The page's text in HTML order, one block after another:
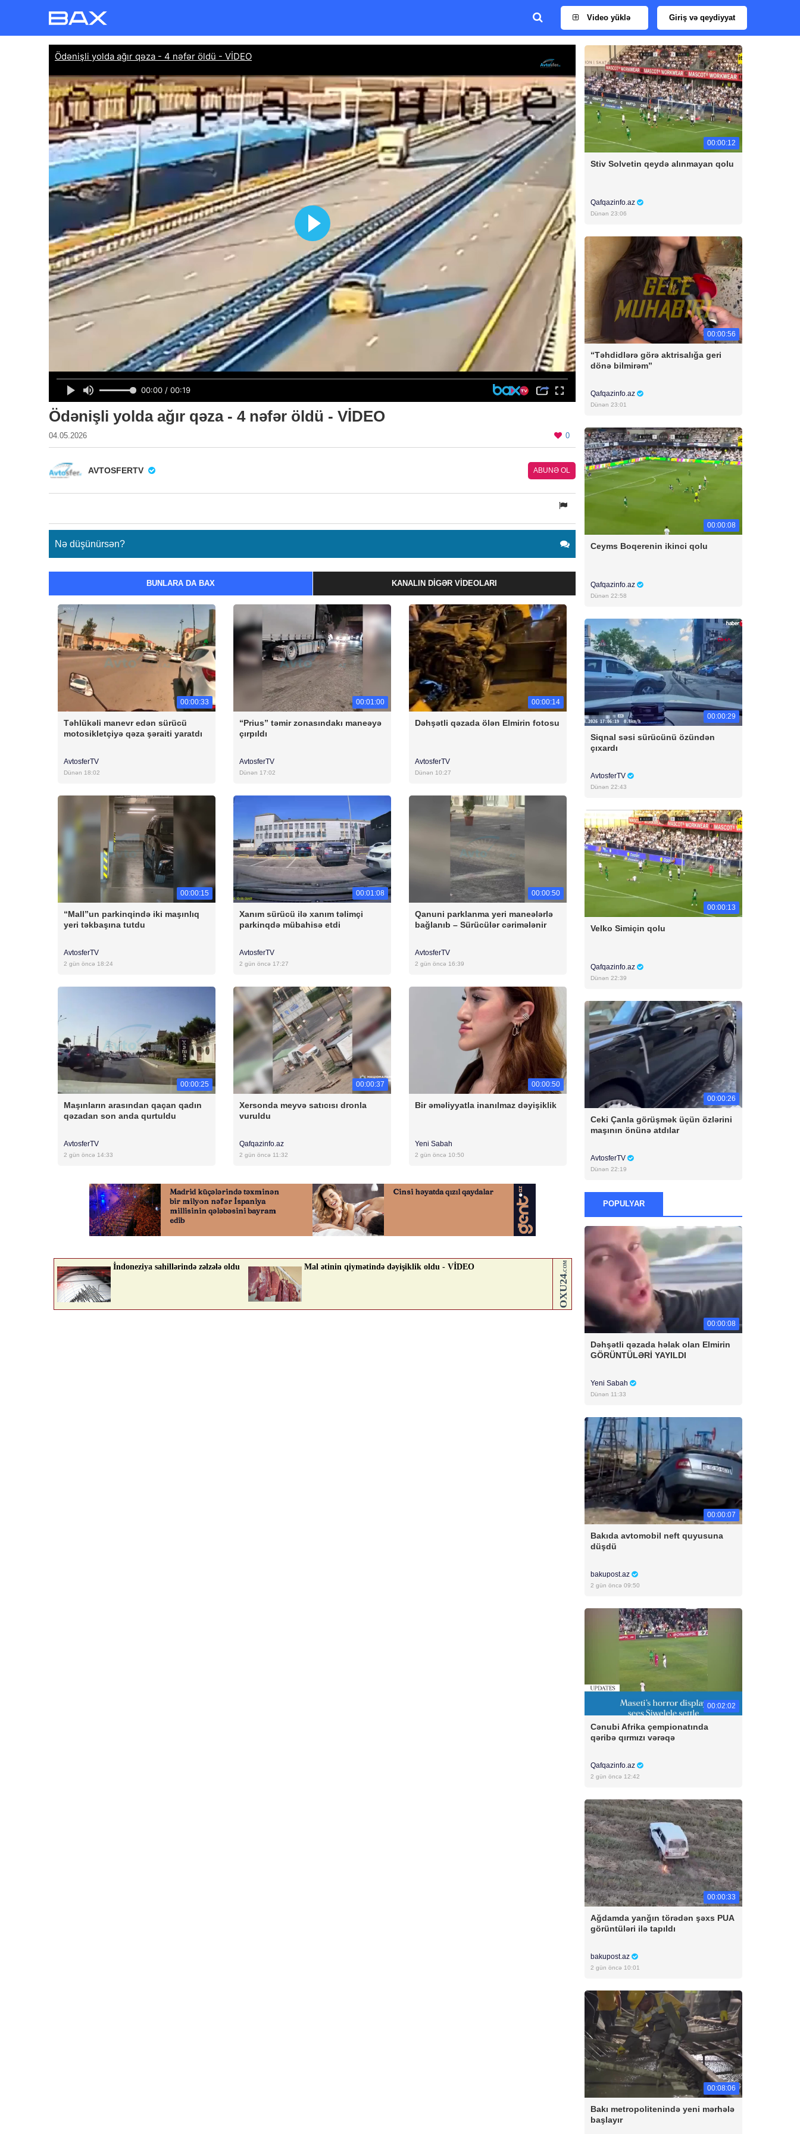
Video yüklə Giriş və qeydiyyat
Ödənişli yolda ağır qəza - 4 nəfər öldü - VİDEO
04.05.2026 0
AVTOSFERTV ABUNƏ OL
Nə düşünürsən?
BUNLARA DA BAX KANALIN DIGƏR VIDEOLARI
00:00:33
Təhlükəli manevr edən sürücü
motosikletçiyə qəza şəraiti yaratdı
AvtosferTV
Dünən 18:02
00:01:00
“Prius” təmir zonasındakı maneəyə
çırpıldı
AvtosferTV
Dünən 17:02
00:00:14
Dəhşətli qəzada ölən Elmirin fotosu
AvtosferTV
Dünən 10:27
00:00:15
“Mall”un parkinqində iki maşınlıq
yeri təkbaşına tutdu
AvtosferTV
2 gün öncə 18:24
00:01:08
Xanım sürücü ilə xanım təlimçi
parkinqdə mübahisə etdi
AvtosferTV
2 gün öncə 17:27
00:00:50
Qanuni parklanma yeri maneələrlə
bağlanıb – Sürücülər cərimələnir
AvtosferTV
2 gün öncə 16:39
00:00:25
Maşınların arasından qaçan qadın
qəzadan son anda qurtuldu
AvtosferTV
2 gün öncə 14:33
00:00:37
Xersonda meyvə satıcısı dronla
vuruldu
Qafqazinfo.az
2 gün öncə 11:32
00:00:50
Bir əməliyyatla inanılmaz dəyişiklik
Yeni Sabah
2 gün öncə 10:50
00:00:12
Stiv Solvetin qeydə alınmayan qolu
Qafqazinfo.az
Dünən 23:06
00:00:56
“Təhdidlərə görə aktrisalığa geri
dönə bilmirəm”
Qafqazinfo.az
Dünən 23:01
00:00:08
Ceyms Boqerenin ikinci qolu
Qafqazinfo.az
Dünən 22:58
00:00:29
Siqnal səsi sürücünü özündən
çıxardı
AvtosferTV
Dünən 22:43
00:00:13
Velko Simiçin qolu
Qafqazinfo.az
Dünən 22:39
00:00:26
Ceki Çanla görüşmək üçün özlərini
maşının önünə atdılar
AvtosferTV
Dünən 22:19
POPULYAR
00:00:08
Dəhşətli qəzada həlak olan Elmirin
GÖRÜNTÜLƏRİ YAYILDI
Yeni Sabah
Dünən 11:33
00:00:07
Bakıda avtomobil neft quyusuna
düşdü
bakupost.az
2 gün öncə 09:50
00:02:02
Cənubi Afrika çempionatında
qəribə qırmızı vərəqə
Qafqazinfo.az
2 gün öncə 12:42
00:00:33
Ağdamda yanğın törədən şəxs PUA
görüntüləri ilə tapıldı
bakupost.az
2 gün öncə 10:01
00:08:06
Bakı metropolitenində yeni mərhələ
başlayır